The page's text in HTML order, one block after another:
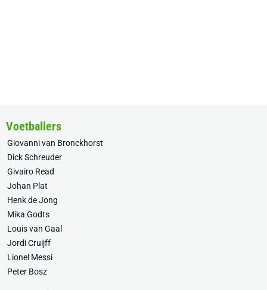
Voetballers
Giovanni van Bronckhorst
Dick Schreuder
Givairo Read
Johan Plat
Henk de Jong
Mika Godts
Louis van Gaal
Jordi Cruijff
Lionel Messi
Peter Bosz